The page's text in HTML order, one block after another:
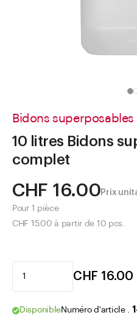
Bidons superposables
10 litres Bidons
complet
CHF 16.00Prix
Pour 1 pièce
CHF 15.00 à partir de 10 pcs.
CHF 16.00
DisponibleNuméro d'article .